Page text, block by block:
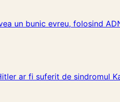
un bunic evreu, folosind
ar fi suferit de sindromul